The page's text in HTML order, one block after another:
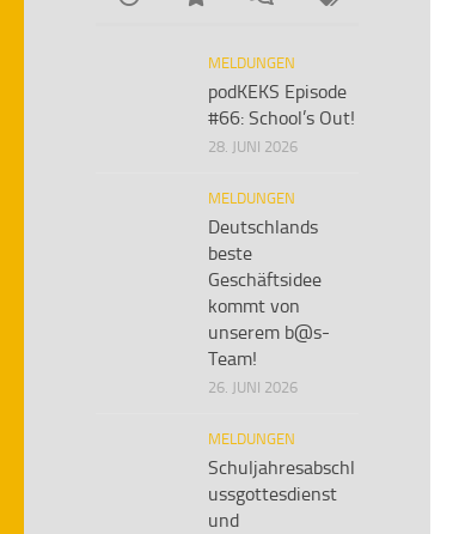
MELDUNGEN
podKEKS Episode
#66: School’s Out!
28. JUNI 2026
MELDUNGEN
Deutschlands
beste
Geschäftsidee
kommt von
unserem b@s-
Team!
26. JUNI 2026
MELDUNGEN
Schuljahresabschl
ussgottesdienst
und